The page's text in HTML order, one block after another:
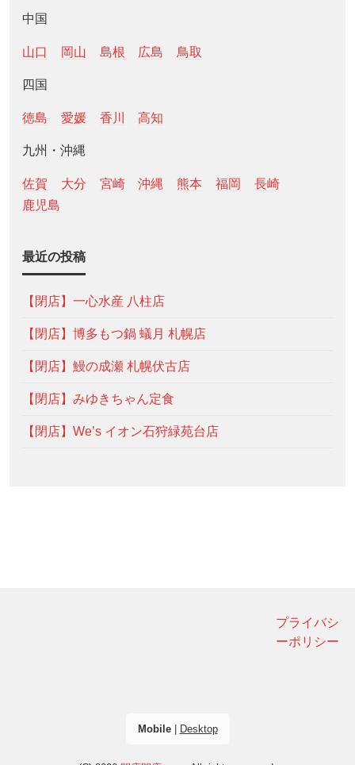
中国
山口 岡山 島根 広島 鳥取
四国
徳島 愛媛 香川 高知
九州・沖縄
佐賀 大分 宮崎 沖縄 熊本 福岡
長崎
鹿児島
最近の投稿
【閉店】一心水産 八柱店
【閉店】博多もつ鍋 蟻月 札幌店
【閉店】鰻の成瀬 札幌伏古店
【閉店】みゆきちゃん定食
【閉店】We’s イオン石狩緑苑台店
プライバシ
ーポリシー
Mobile| Desktop